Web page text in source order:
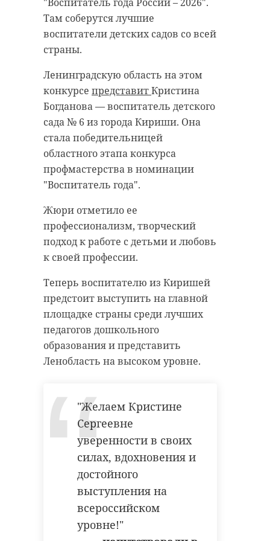
Там соберутся лучшие
воспитатели детских садов со всей
страны.
Ленинградскую область на этом
конкурсе представитКристина
Богданова — воспитатель детского
сада № 6 из города Кириши. Она
стала победительницей
областного этапа конкурса
профмастерства в номинации
"Воспитатель года".
Жюри отметило ее
профессионализм, творческий
подход к работе с детьми и любовь
к своей профессии.
Теперь воспитателю из Киришей
предстоит выступить на главной
площадке страны среди лучших
педагогов дошкольного
образования и представить
Ленобласть на высоком уровне.
"Желаем Кристине
Сергеевне
уверенности в своих
силах, вдохновения и
достойного
выступления на
всероссийском
уровне!"
вариантов — через Ламбери,
Осиновую Рощу, Юкки и
Кузьмолово, а также по трассе
"Санкт-Петербург – Матокса".
Автомобилистам призвали
заранее спланировать маршрут и
выбрать объезд, чтобы не застрять
в дороге и не терять время.
Фото:
https://max.ru/id4700000187_gos/AZ61sgB0ATM
сабантуй
РЕКОМЕНДУЕМ
Ленинградская
(500 кубометров). Мощность
объекта в микрорайоне Пороги в
Волхове - 50 кубометров в сутки. В
появилась станция
водоподготовки.
В ближайшие месяцы будут
запущены оставшиеся станции.
Они обеспечат чистой водой более
10 тысяч человек. Строительство
будет вестись в Вистино
Красносельском и Токарево
(Выборгский район), Моторном и
Громово, (Приозерский район),
Старополье (Сланцевский район)
и Заводском (Всеволожский
район).
Как рассказали в четверг, 11 июня,
в Леноблводоканале, в поселке
Ефимовский (Бокситогорский
район) появится сразу две
мощностью 240 кубометров в
сутки каждая.